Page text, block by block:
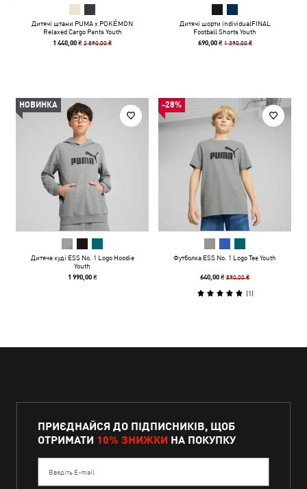
Дитячі штани PUMA x POKÉMON
Relaxed Cargo Pants Youth
1 440,00 ₴2 890,00 ₴
Дитячі шорти individualFINAL
Football Shorts Youth
690,00 ₴ 1 390,00 ₴
НОВИНКА
Дитяче худі ESS No. 1 Logo Hoodie
Youth
1 990,00 ₴
-28%
Футболка ESS No. 1 Logo Tee Youth
640,00 ₴890,00 ₴
(1)
ПРИЄДНАЙСЯ ДО ПІДПИСНИКІВ, ЩОБ
ОТРИМАТИ 10% ЗНИЖКИ НА ПОКУПКУ
Введіть E-mail